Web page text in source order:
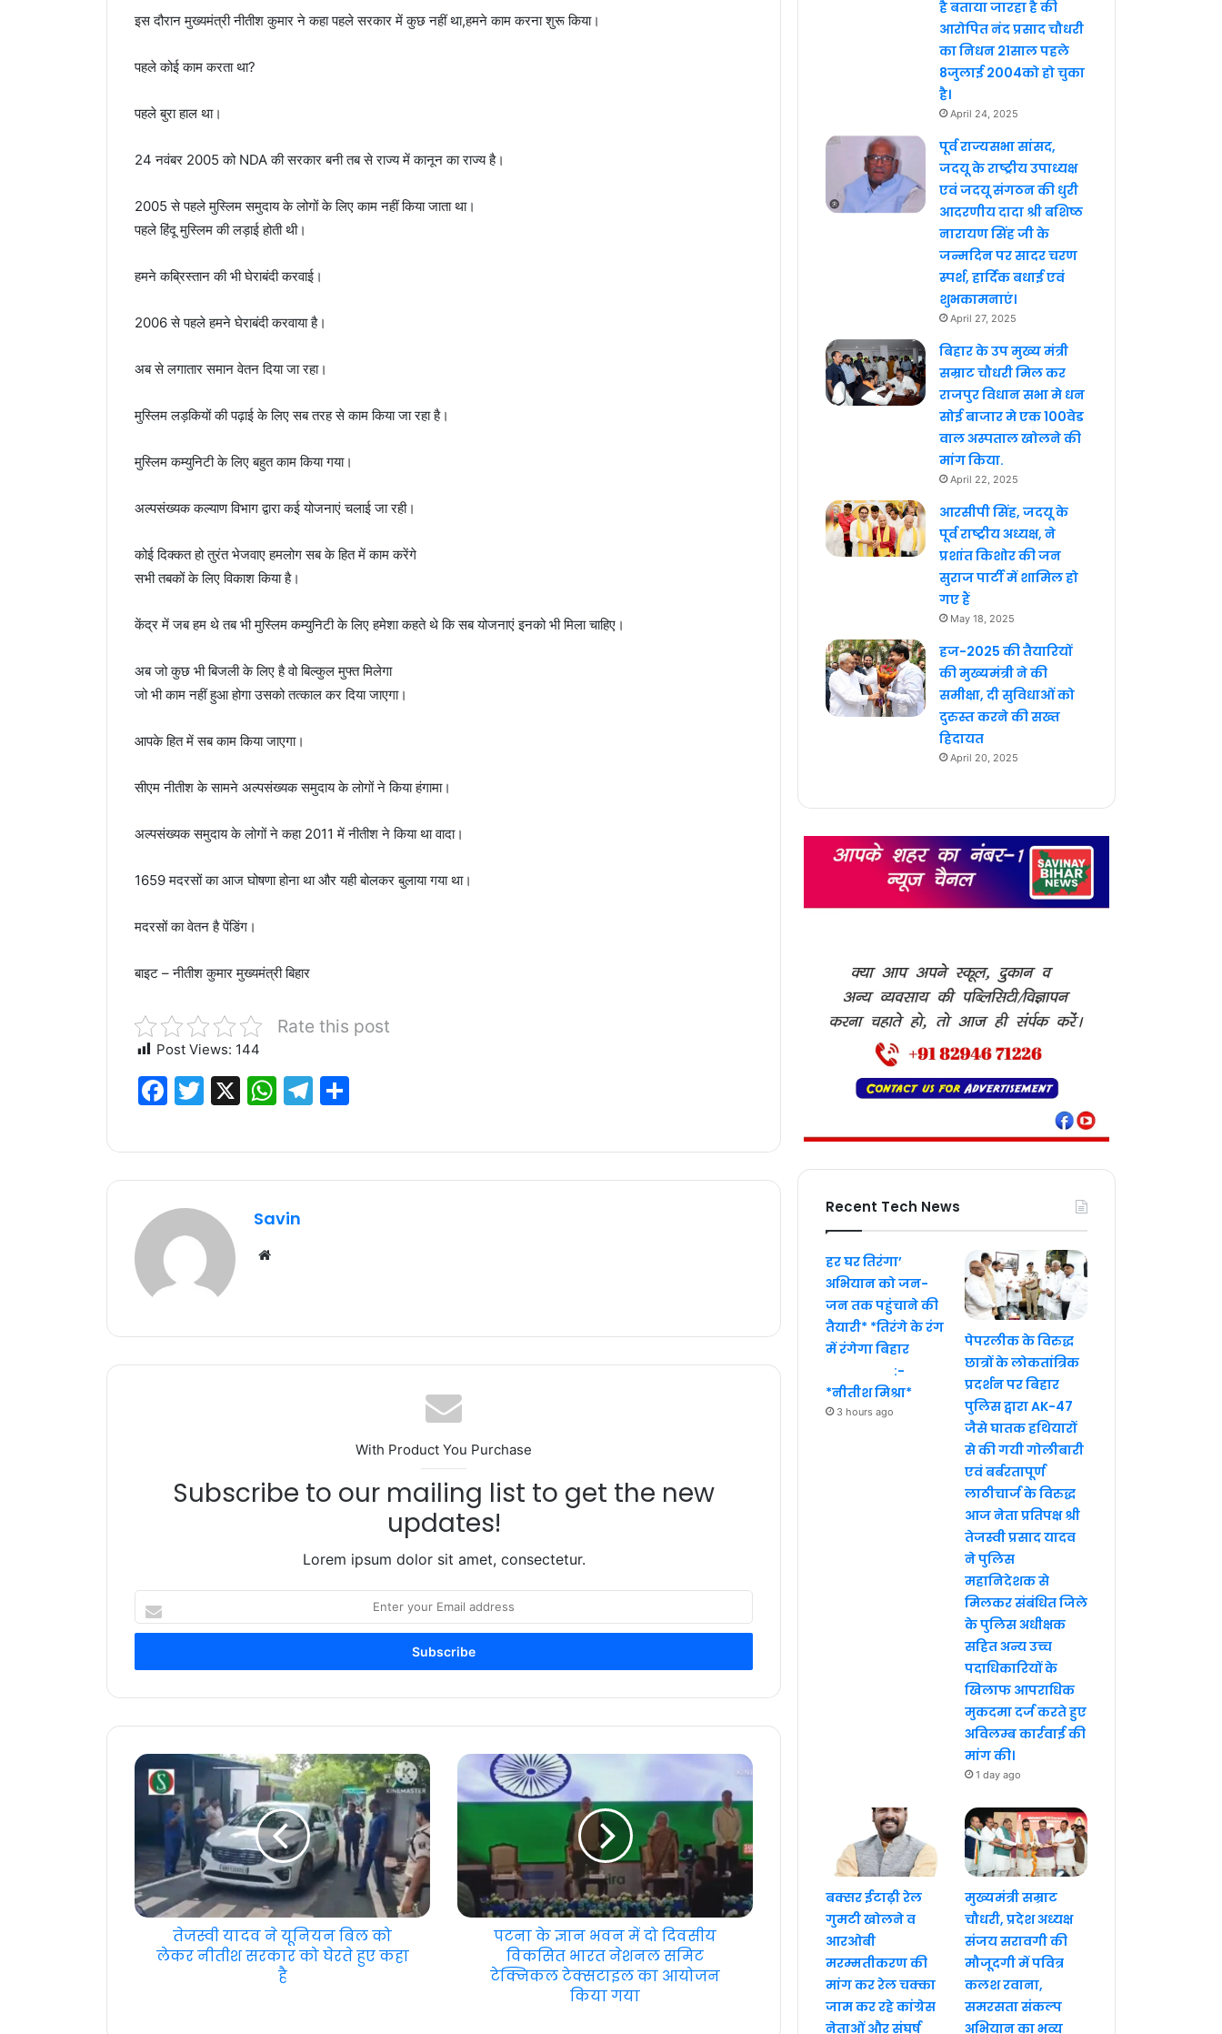
इस दौरान मुख्यमंत्री नीतीश कुमार ने कहा पहले सरकार में कुछ नहीं था,हमने काम करना शुरू किया।
पहले कोई काम करता था?
पहले बुरा हाल था।
24 नवंबर 2005 को NDA की सरकार बनी तब से राज्य में कानून का राज्य है।
2005 से पहले मुस्लिम समुदाय के लोगों के लिए काम नहीं किया जाता था।
पहले हिंदू मुस्लिम की लड़ाई होती थी।
हमने कब्रिस्तान की भी घेराबंदी करवाई।
2006 से पहले हमने घेराबंदी करवाया है।
अब से लगातार समान वेतन दिया जा रहा।
मुस्लिम लड़कियों की पढ़ाई के लिए सब तरह से काम किया जा रहा है।
मुस्लिम कम्युनिटी के लिए बहुत काम किया गया।
अल्पसंख्यक कल्याण विभाग द्वारा कई योजनाएं चलाई जा रही।
कोई दिक्कत हो तुरंत भेजवाए हमलोग सब के हित में काम करेंगे
सभी तबकों के लिए विकाश किया है।
केंद्र में जब हम थे तब भी मुस्लिम कम्युनिटी के लिए हमेशा कहते थे कि सब योजनाएं इनको भी मिला चाहिए।
अब जो कुछ भी बिजली के लिए है वो बिल्कुल मुफ्त मिलेगा
जो भी काम नहीं हुआ होगा उसको तत्काल कर दिया जाएगा।
आपके हित में सब काम किया जाएगा।
सीएम नीतीश के सामने अल्पसंख्यक समुदाय के लोगों ने किया हंगामा।
अल्पसंख्यक समुदाय के लोगों ने कहा 2011 में नीतीश ने किया था वादा।
1659 मदरसों का आज घोषणा होना था और यही बोलकर बुलाया गया था।
मदरसों का वेतन है पेंडिंग।
बाइट – नीतीश कुमार मुख्यमंत्री बिहार
Rate this post
Post Views: 144
F
c
e
b
o
o
k
T
it
te
r
X
W
at
s
A
p
T
e
g
ar
e
Savin
With Product You Purchase
Subscribe to our mailing list to get the new
updates!
Lorem ipsum dolor sit amet, consectetur.
your
address
तेजस्वी यादव ने यूनियन बिल को
लेकर नीतीश सरकार को घेरते हुए कहा
है
पटना के ज्ञान भवन में दो दिवसीय
विकसित भारत नेशनल समिट
टेक्निकल टेक्सटाइल का आयोजन
किया गया
है बताया जारहा है की
आरोपित नंद प्रसाद चौधरी
का निधन 21साल पहले
8जुलाई 2004को हो चुका
है।
April 24, 2025
पूर्व राज्यसभा सांसद,
जदयू के राष्ट्रीय उपाध्यक्ष
एवं जदयू संगठन की धुरी
आदरणीय दादा श्री बशिष्ठ
नारायण सिंह जी के
जन्मदिन पर सादर चरण
स्पर्श, हार्दिक बधाई एवं
शुभकामनाएं।
April 27, 2025
बिहार के उप मुख्य मंत्री
सम्राट चौधरी मिल कर
राजपुर विधान सभा मे धन
सोई बाजार मे एक 100वेड
वाल अस्पताल खोलने की
मांग किया.
April 22, 2025
आरसीपी सिंह, जदयू के
पूर्व राष्ट्रीय अध्यक्ष, ने
प्रशांत किशोर की जन
सुराज पार्टी में शामिल हो
गए हैं
May 18, 2025
हज-2025 की तैयारियों
की मुख्यमंत्री ने की
समीक्षा, दी सुविधाओं को
दुरुस्त करने की सख्त
हिदायत
April 20, 2025
Recent Tech News
हर घर तिरंगा’
अभियान को जन-
जन तक पहुंचाने की
तैयारी* *तिरंगे के रंग
में रंगेगा बिहार
:-
*नीतीश मिश्रा*
3 hours ago
पेपरलीक के विरुद्ध
छात्रों के लोकतांत्रिक
प्रदर्शन पर बिहार
पुलिस द्वारा AK-47
जैसे घातक हथियारों
से की गयी गोलीबारी
एवं बर्बरतापूर्ण
लाठीचार्ज के विरुद्ध
आज नेता प्रतिपक्ष श्री
तेजस्वी प्रसाद यादव
ने पुलिस
महानिदेशक से
मिलकर संबंधित जिले
के पुलिस अधीक्षक
सहित अन्य उच्च
पदाधिकारियों के
खिलाफ आपराधिक
मुकदमा दर्ज करते हुए
अविलम्ब कार्रवाई की
मांग की।
1 day ago
बक्सर ईटाढ़ी रेल
गुमटी खोलने व
आरओबी
मरम्मतीकरण की
मांग कर रेल चक्का
जाम कर रहे कांग्रेस
नेताओं और संघर्ष
मुख्यमंत्री सम्राट
चौधरी, प्रदेश अध्यक्ष
संजय सरावगी की
मौजूदगी में पवित्र
कलश रवाना,
समरसता संकल्प
अभियान का भव्य